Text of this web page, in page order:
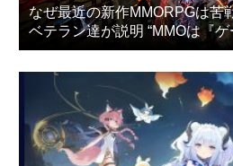
なぜ最近の新作MMORPGは苦
ベテラン達が説明 “MMOは『
た”